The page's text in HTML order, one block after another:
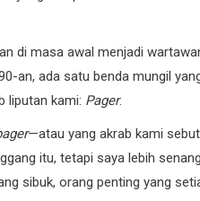
di masa awal menjadi
an, ada satu benda mungil
liputan kami: Pager.
—atau yang akrab kami sebut
itu, tetapi saya lebih
sibuk, orang penting yang